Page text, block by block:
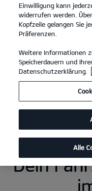
Einwilligung kann
widerrufen werden.
Kopfzeile gelangen Sie
Präferenzen.
Weitere Informationen
Speicherdauern und
Datenschutzerklärung.
Alle